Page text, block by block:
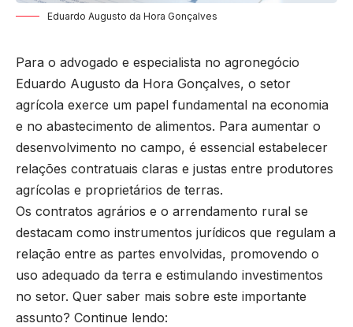
Eduardo Augusto da Hora Gonçalves
Para o advogado e especialista no agronegócio
Eduardo Augusto da Hora Gonçalves, o setor
agrícola exerce um papel fundamental na economia
e no abastecimento de alimentos. Para aumentar o
desenvolvimento no campo, é essencial estabelecer
relações contratuais claras e justas entre produtores
agrícolas e proprietários de terras.
Os contratos agrários e o arrendamento rural se
destacam como instrumentos jurídicos que regulam a
relação entre as partes envolvidas, promovendo o
uso adequado da terra e estimulando investimentos
no setor. Quer saber mais sobre este importante
assunto? Continue lendo: